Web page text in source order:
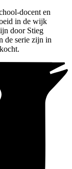
docent en
in de wijk
door Stieg
de serie zijn in